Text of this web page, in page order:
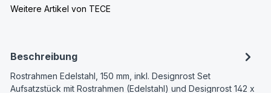
Weitere Artikel von TECE
Beschreibung
Rostrahmen Edelstahl, 150 mm, inkl. Designrost Set
Aufsatzstück mit Rostrahmen (Edelstahl) und Designrost 142 x